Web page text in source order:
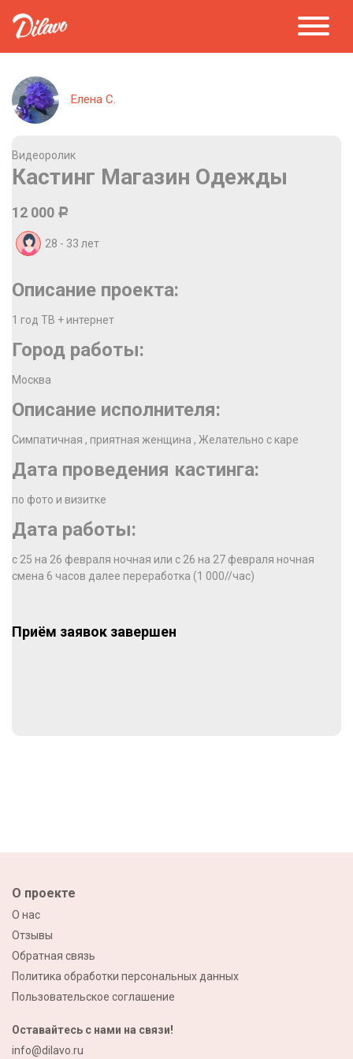
Елена С.
Видеоролик
Кастинг Магазин Одежды
12 000 Р
28 - 33 лет
Описание проекта:
1 год ТВ + интернет
Город работы:
Москва
Описание исполнителя:
Симпатичная , приятная женщина , Желательно с каре
Дата проведения кастинга:
по фото и визитке
Дата работы:
с 25 на 26 февраля ночная или с 26 на 27 февраля ночная
смена 6 часов далее переработка (1 000//час)
Приём заявок завершен
О проекте
О нас
Отзывы
Обратная связь
Политика обработки персональных данных
Пользовательское соглашение
Оставайтесь с нами на связи!
info@dilavo.ru